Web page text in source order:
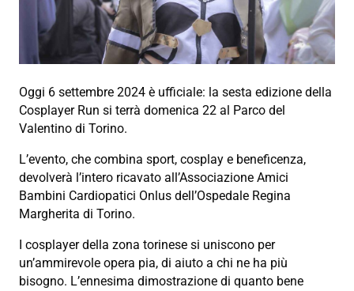
Oggi 6 settembre 2024 è ufficiale: la sesta edizione della
Cosplayer Run si terrà domenica 22 al Parco del
Valentino di Torino.
L’evento, che combina sport, cosplay e beneficenza,
devolverà l’intero ricavato all’Associazione Amici
Bambini Cardiopatici Onlus dell’Ospedale Regina
Margherita di Torino.
I cosplayer della zona torinese si uniscono per
un’ammirevole opera pia, di aiuto a chi ne ha più
bisogno. L’ennesima dimostrazione di quanto bene